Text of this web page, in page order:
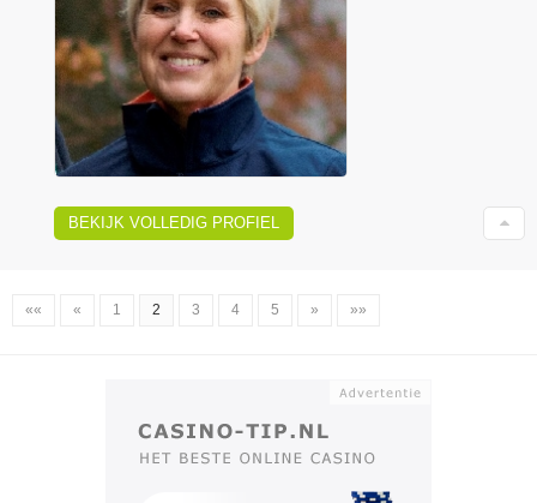
BEKIJK VOLLEDIG PROFIEL
«« « 1 2 3 4 5 » »»